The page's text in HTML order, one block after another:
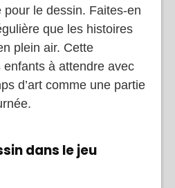
le dessin. Faites-en
que les histoires
plein air. Cette
à attendre avec
d’art comme une partie
dans le jeu